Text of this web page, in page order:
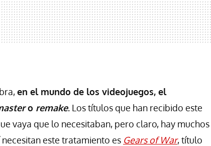
en el mundo de los videojuegos, el
o remake. Los títulos que han recibido este
vaya que lo necesitaban, pero claro, hay muchos
este tratamiento es Gears of War, título